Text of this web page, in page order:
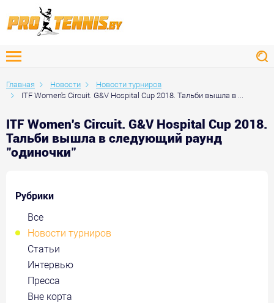
Главная Новости
Новости турниров
ITF Women's Circuit. G&V Hospital Cup 2018. Тальби вышла в ...
ITF Women's Circuit. G&V Hospital Cup 2018.
Тальби вышла в следующий раунд
"одиночки"
Рубрики
Все
Новости турниров
Статьи
Интервью
Пресса
Вне корта